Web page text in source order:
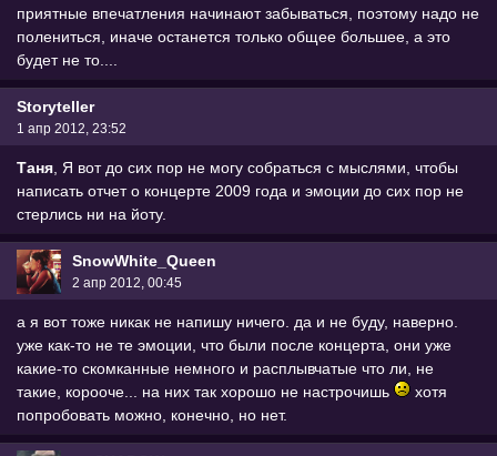
приятные впечатления начинают забываться, поэтому надо не
полениться, иначе останется только общее большее, а это
будет не то....
Storyteller
1 апр 2012, 23:52
Таня , Я вот до сих пор не могу собраться с мыслями, чтобы
написать отчет о концерте 2009 года и эмоции до сих пор не
стерлись ни на йоту.
SnowWhite_Queen
2 апр 2012, 00:45
а я вот тоже никак не напишу ничего. да и не буду, наверно.
уже как-то не те эмоции, что были после концерта, они уже
какие-то скомканные немного и расплывчатые что ли, не
такие, корооче... на них так хорошо не настрочишь
хотя
попробовать можно, конечно, но нет.